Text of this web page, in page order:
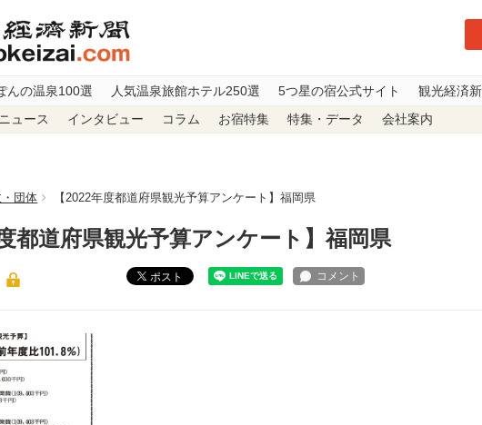
んの温泉100選 人気温泉旅館ホテル250選 5つ星の宿公式サイト 観光経済
ニュース インタビュー コラム お宿特集 特集・データ 会社案内
団体 【2022年度都道府県観光予算アンケート】福岡県
都道府県観光予算アンケート】福岡県
ポスト